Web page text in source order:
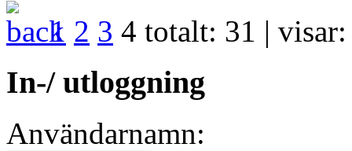
1 2 3 4 totalt: 31 |
In-/ utloggning
Användarnamn: